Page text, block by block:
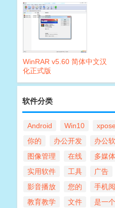
WinRAR v5.60 简体中文汉
化正式版
软件分类
Android Win10
你的
办公开发 办公
图像管理
在线 多媒体
实用软件
工具 广告
影音播放
您的 手机
教育教学
文件 是一个